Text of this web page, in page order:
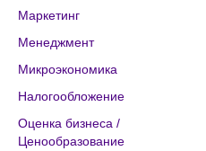
Маркетинг
Менеджмент
Микроэкономика
Налогообложение
Оценка бизнеса /
Ценообразование